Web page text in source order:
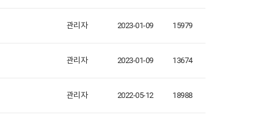
관리자 2023-01-09 15979
관리자 2023-01-09 13674
관리자 2022-05-12 18988